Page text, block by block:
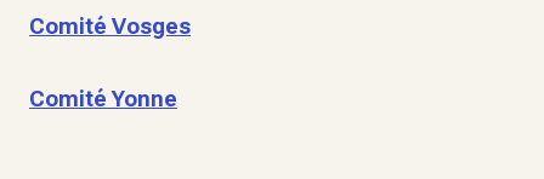
Comité Vosges
Comité Yonne